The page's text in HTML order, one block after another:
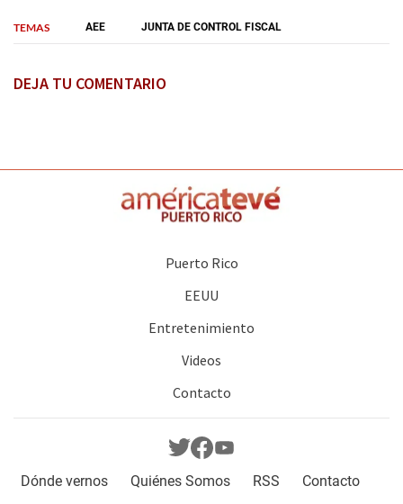
TEMAS AEE JUNTA DE CONTROL FISCAL
DEJA TU COMENTARIO
Puerto Rico
EEUU
Entretenimiento
Videos
Contacto
Dónde vernos Quiénes Somos RSS
Contacto